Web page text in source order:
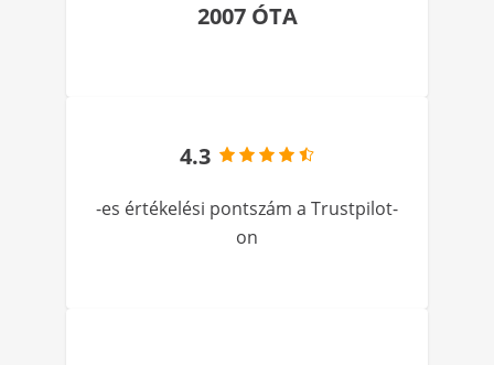
2007 ÓTA
4.3
-es értékelési pontszám a Trustpilot-
on